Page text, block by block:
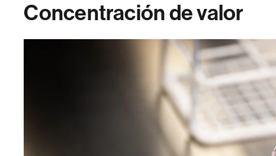
Concentración de valor